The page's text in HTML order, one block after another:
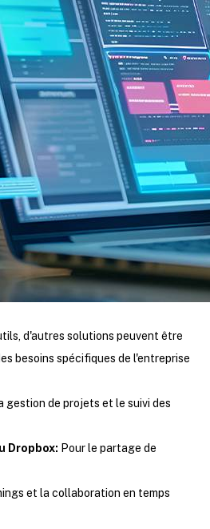
d'autres solutions peuvent être
besoins spécifiques de l'entreprise
gestion de projets et le suivi des
Dropbox: Pour le partage de
et la collaboration en temps